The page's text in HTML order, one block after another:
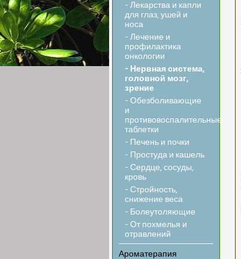
- Лекарства и капли
для глаз, ушей и
носа
- Лечение и
профилактика
онкологии
- Нервная система,
головной мозг,
зрение
- Обезболивающие
и
противовоспалительные
таблетки
- Печень и почки
- Простуда и кашель
- Сердце, сосуды,
кровь
- Стройность,
снижение веса
- Болеутоляющие
- От похмелья и
отравлений
Ароматерапия